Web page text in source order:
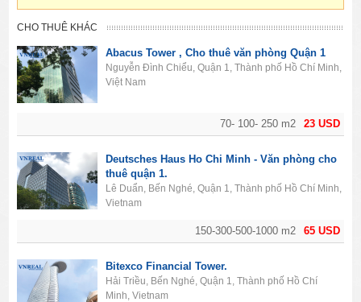
CHO THUÊ KHÁC
23 USD
70- 100- 250 m2
Abacus Tower , Cho thuê văn phòng Quận 1
Nguyễn Đình Chiểu, Quận 1, Thành phố Hồ Chí Minh,
Việt Nam
65 USD
150-300-500-1000 m2
Deutsches Haus Ho Chi Minh - Văn phòng cho
thuê quận 1.
Lê Duẩn, Bến Nghé, Quận 1, Thành phố Hồ Chí Minh,
Vietnam
Bitexco Financial Tower.
Hải Triều, Bến Nghé, Quận 1, Thành phố Hồ Chí
Minh, Vietnam